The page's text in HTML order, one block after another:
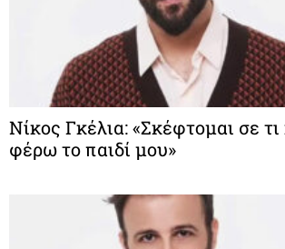
Νίκος Γκέλια: «Σκέφτομαι σε
φέρω το παιδί μου»